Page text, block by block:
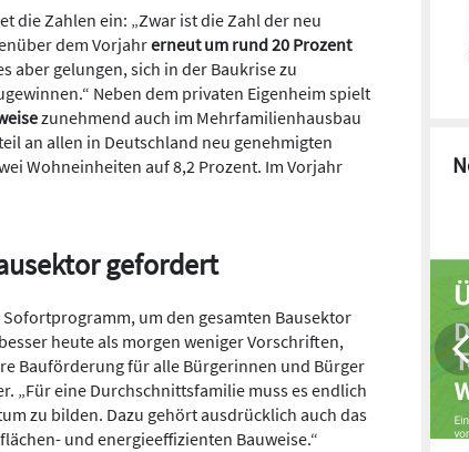
die Zahlen ein: „Zwar ist die Zahl der neu
dem Vorjahrerneut um rund 20 Prozent
aber gelungen, sich in der Baukrise zu
Neben dem privaten Eigenheim spielt
zunehmend auch im Mehrfamilienhausbau
an allen in Deutschland neu genehmigten
Wohneinheiten auf 8,2 Prozent. Im Vorjahr
gefordert
um den gesamten Bausektor
heute als morgen weniger Vorschriften,
Bauförderung für alle Bürgerinnen und Bürger
„Für eine Durchschnittsfamilie muss es endlich
zu bilden. Dazu gehört ausdrücklich auch das
und energieeffizienten Bauweise.“